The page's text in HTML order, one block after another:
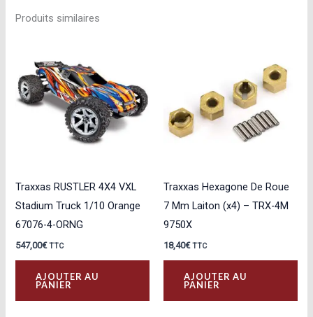
Produits similaires
Traxxas RUSTLER 4X4 VXL
Stadium Truck 1/10 Orange
67076-4-ORNG
547,00€ TTC
AJOUTER AU
PANIER
Traxxas Hexagone De Roue
7 Mm Laiton (x4) – TRX-4M
9750X
18,40€ TTC
AJOUTER AU
PANIER